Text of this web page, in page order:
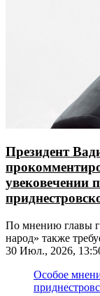
Президент
увековечении
По мнению главы
народ» также
закрепления
30 Июл., 2026,
Особое